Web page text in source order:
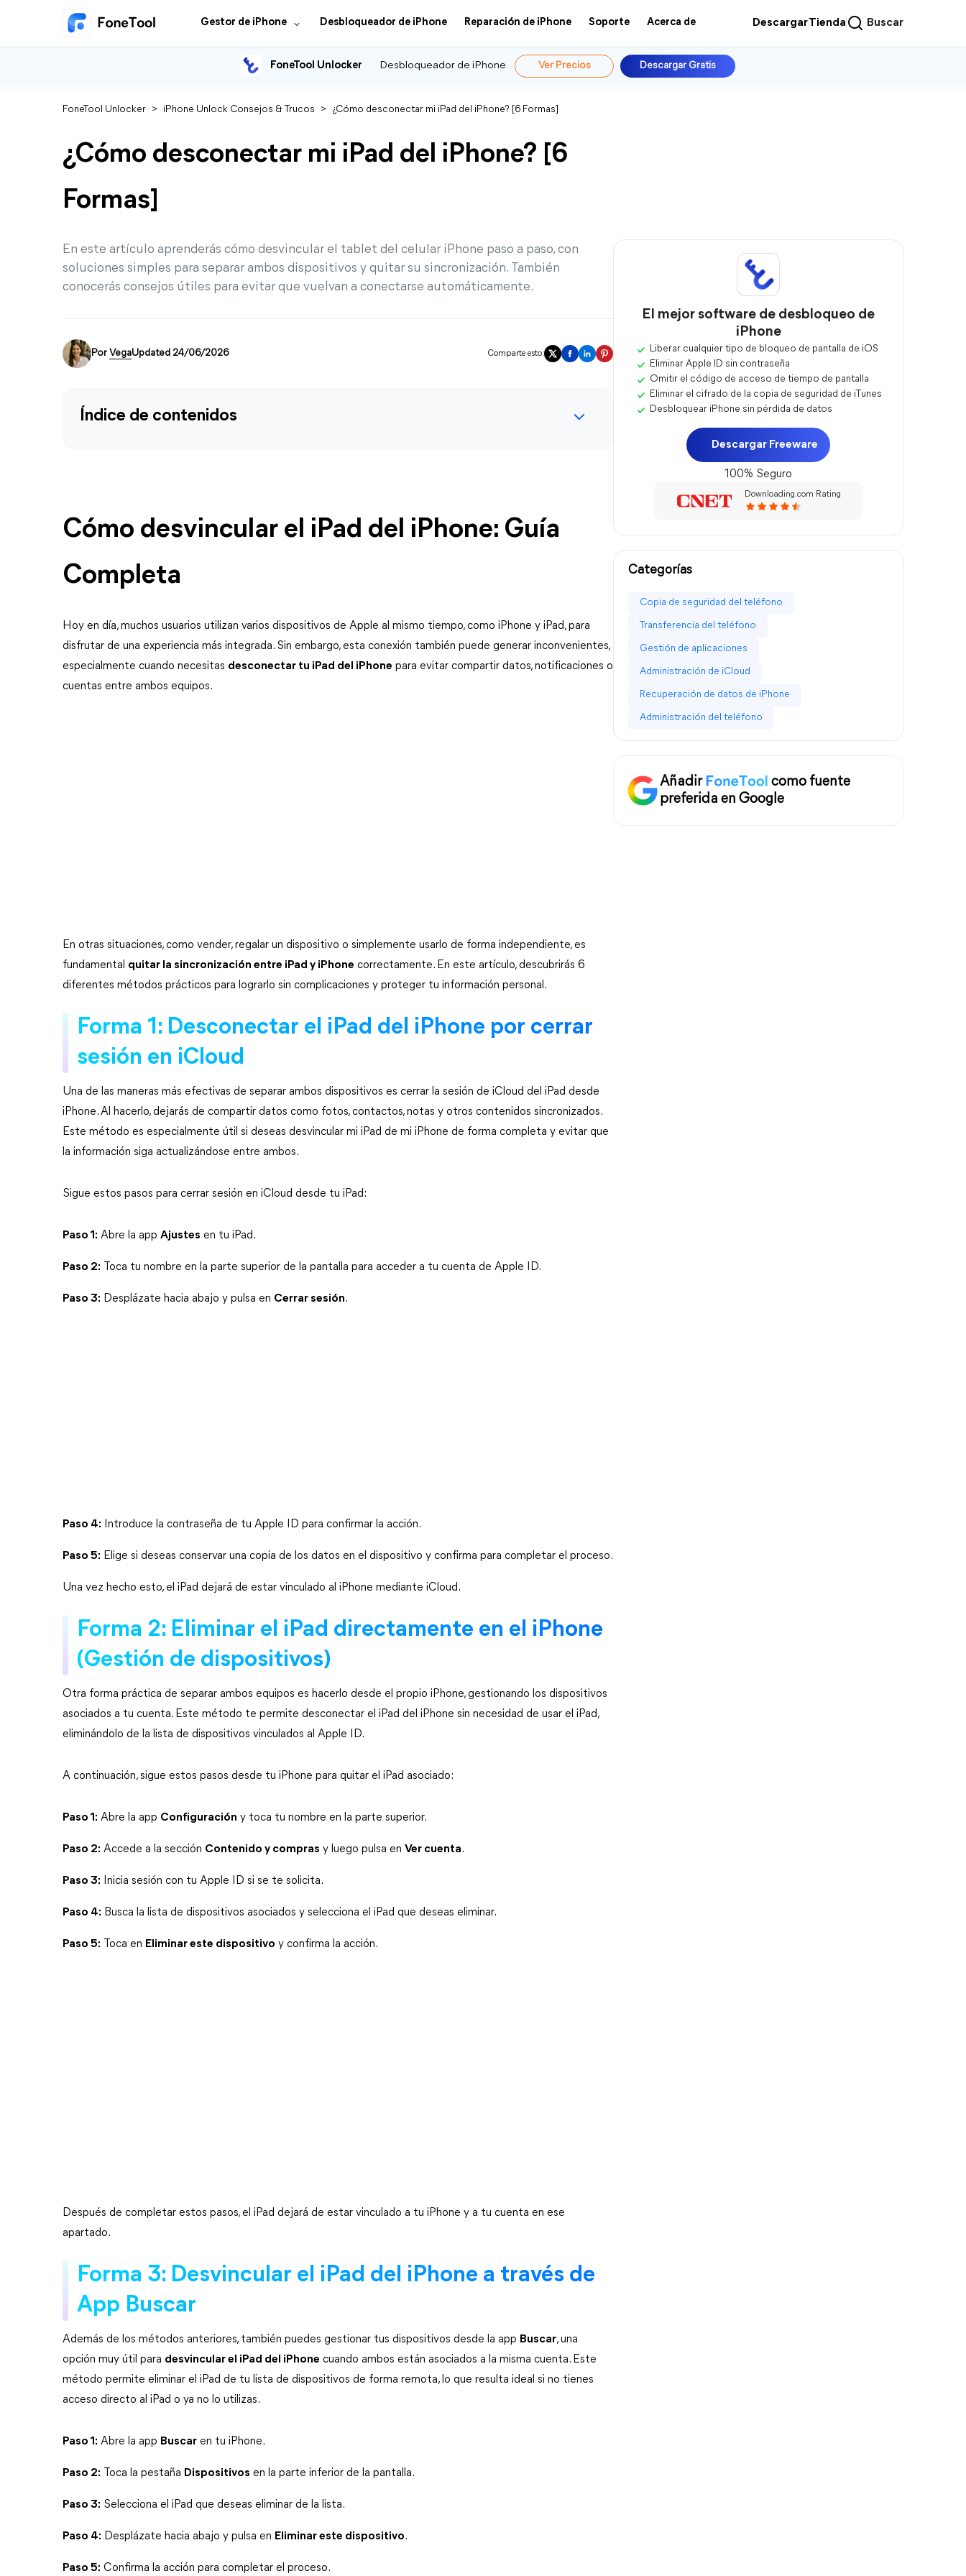
Gestor de iPhone Desbloqueador de iPhone Reparación de iPhone Soporte Acerca de DescargarTienda Buscar
FoneTool Unlocker Desbloqueador de iPhone Ver Precios Descargar Gratis
FoneTool Unlocker > iPhone Unlock Consejos & Trucos > ¿Cómo desconectar mi iPad del iPhone? [6 Formas]
¿Cómo desconectar mi iPad del iPhone? [6
Formas]
En este artículo aprenderás cómo desvincular el tablet del celular iPhone paso a paso, con
soluciones simples para separar ambos dispositivos y quitar su sincronización. También
conocerás consejos útiles para evitar que vuelvan a conectarse automáticamente.
Por VegaUpdated 24/06/2026 Comparte esto:
Índice de contenidos
Cómo desvincular el iPad del iPhone: Guía
Completa
Hoy en día, muchos usuarios utilizan varios dispositivos de Apple al mismo tiempo, como iPhone y iPad, para
disfrutar de una experiencia más integrada. Sin embargo, esta conexión también puede generar inconvenientes,
especialmente cuando necesitas desconectar tu iPad del iPhone para evitar compartir datos, notificaciones o
cuentas entre ambos equipos.
En otras situaciones, como vender, regalar un dispositivo o simplemente usarlo de forma independiente, es
fundamental quitar la sincronización entre iPad y iPhone correctamente. En este artículo, descubrirás 6
diferentes métodos prácticos para lograrlo sin complicaciones y proteger tu información personal.
Forma 1: Desconectar el iPad del iPhone por cerrar
sesión en iCloud
Una de las maneras más efectivas de separar ambos dispositivos es cerrar la sesión de iCloud del iPad desde
iPhone. Al hacerlo, dejarás de compartir datos como fotos, contactos, notas y otros contenidos sincronizados.
Este método es especialmente útil si deseas desvincular mi iPad de mi iPhone de forma completa y evitar que
la información siga actualizándose entre ambos.
Sigue estos pasos para cerrar sesión en iCloud desde tu iPad:
Paso 1: Abre la app Ajustes en tu iPad.
Paso 2: Toca tu nombre en la parte superior de la pantalla para acceder a tu cuenta de Apple ID.
Paso 3: Desplázate hacia abajo y pulsa en Cerrar sesión.
Paso 4: Introduce la contraseña de tu Apple ID para confirmar la acción.
Paso 5: Elige si deseas conservar una copia de los datos en el dispositivo y confirma para completar el proceso.
Una vez hecho esto, el iPad dejará de estar vinculado al iPhone mediante iCloud.
Forma 2: Eliminar el iPad directamente en el iPhone
(Gestión de dispositivos)
Otra forma práctica de separar ambos equipos es hacerlo desde el propio iPhone, gestionando los dispositivos
asociados a tu cuenta. Este método te permite desconectar el iPad del iPhone sin necesidad de usar el iPad,
eliminándolo de la lista de dispositivos vinculados al Apple ID.
A continuación, sigue estos pasos desde tu iPhone para quitar el iPad asociado:
Paso 1: Abre la app Configuración y toca tu nombre en la parte superior.
Paso 2: Accede a la sección Contenido y compras y luego pulsa en Ver cuenta.
Paso 3: Inicia sesión con tu Apple ID si se te solicita.
Paso 4: Busca la lista de dispositivos asociados y selecciona el iPad que deseas eliminar.
Paso 5: Toca en Eliminar este dispositivo y confirma la acción.
Después de completar estos pasos, el iPad dejará de estar vinculado a tu iPhone y a tu cuenta en ese
apartado.
Forma 3: Desvincular el iPad del iPhone a través de
App Buscar
Además de los métodos anteriores, también puedes gestionar tus dispositivos desde la app Buscar, una
opción muy útil para desvincular el iPad del iPhone cuando ambos están asociados a la misma cuenta. Este
método permite eliminar el iPad de tu lista de dispositivos de forma remota, lo que resulta ideal si no tienes
acceso directo al iPad o ya no lo utilizas.
Paso 1: Abre la app Buscar en tu iPhone.
Paso 2: Toca la pestaña Dispositivos en la parte inferior de la pantalla.
Paso 3: Selecciona el iPad que deseas eliminar de la lista.
Paso 4: Desplázate hacia abajo y pulsa en Eliminar este dispositivo.
Paso 5: Confirma la acción para completar el proceso.
El mejor software de desbloqueo de
iPhone
Liberar cualquier tipo de bloqueo de pantalla de iOS
Eliminar Apple ID sin contraseña
Omitir el código de acceso de tiempo de pantalla
Eliminar el cifrado de la copia de seguridad de iTunes
Desbloquear iPhone sin pérdida de datos
Descargar Freeware
100% Seguro
Downloading.com Rating
Categorías
Copia de seguridad del teléfono
Transferencia del teléfono
Gestión de aplicaciones
Administración de iCloud
Recuperación de datos de iPhone
Administración del teléfono
Añadir
como fuente
preferida en Google